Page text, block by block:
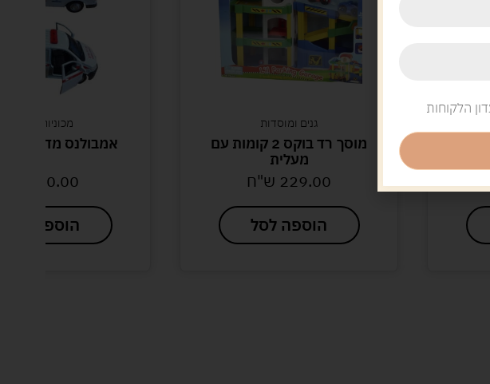
גנים ומוסדות
מוסך רד בוקס 2 קומות עם
מעלית
229.00 ש"ח
הוספה לסל
מכוניות צעצוע
אמבולנס מד"א לבן
30.00
הוספה לסל
הלקוחות